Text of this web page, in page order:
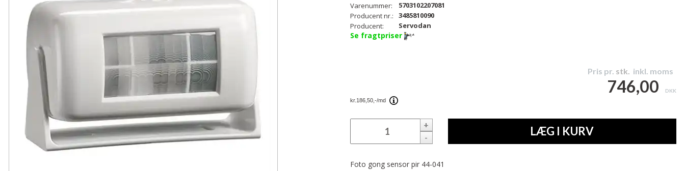
Varenummer:
5703102207081
Producent nr.:
3485810090
Producent:
Servodan
Se fragtpriser
Pris pr. stk. inkl. moms
746,00 DKK
+
-
LÆG I KURV
Foto gong sensor pir 44-041